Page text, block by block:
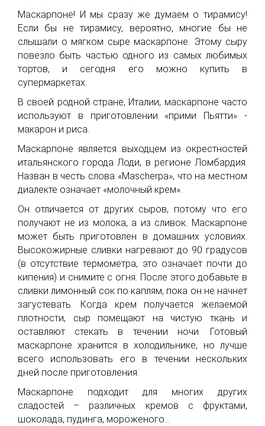
Маскарпоне! И мы сразу же думаем о тирамису!
Если бы не тирамису, вероятно, многие бы не
слышали о мягком сыре маскарпоне. Этому сыру
повезло быть частью одного из самых любимых
тортов, и сегодня его можно купить в
супермаркетах.
В своей родной стране, Италии, маскарпоне часто
используют в приготовлении «прими Пьятти» -
макарон и риса.
Маскарпоне является выходцем из окрестностей
итальянского города Лоди, в регионе Ломбардия.
Назван в честь слова «Mascherpa», что на местном
диалекте означает «молочный крем».
Он отличается от других сыров, потому что его
получают не из молока, а из сливок. Маскарпоне
может быть приготовлен в домашних условиях.
Высокожирные сливки нагревают до 90 градусов
(в отсутствие термометра, это означает почти до
кипения) и снимите с огня. После этого добавьте в
сливки лимонный сок по каплям, пока он не начнет
загустевать. Когда крем получается желаемой
плотности, сыр помещают на чистую ткань и
оставляют стекать в течении ночи. Готовый
маскарпоне хранится в холодильнике, но лучше
всего использовать его в течении нескольких
дней после приготовления.
Маскарпоне подходит для многих других
сладостей – различных кремов с фруктами,
шоколада, пудинга, мороженого...